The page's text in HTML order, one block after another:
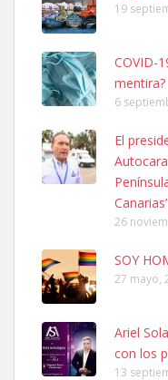
SHIBA PERDIDO AVDA
PERRO MACHO RAZA
06/07/2025 ZONA MESA
Leales.org » Gran Canaria
Ninfa perdida
El día 5 se los perdió una
19
COVID-
mentira?
6
El
26
SOY
27 mayo,
Ariel
con los
13